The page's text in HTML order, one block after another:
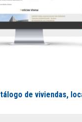
de viviendas,